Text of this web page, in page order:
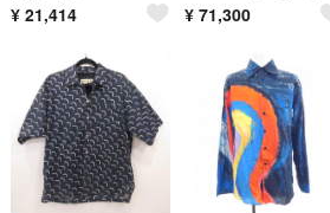
¥ 21,414 ¥ 71,300